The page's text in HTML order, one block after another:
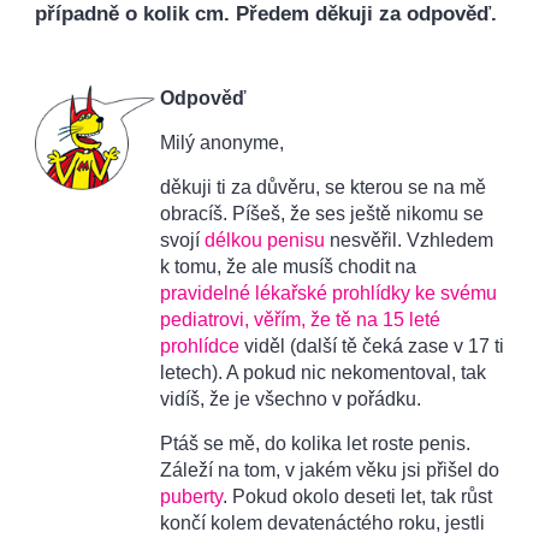
případně o kolik cm. Předem děkuji za odpověď.
Odpověď
Milý anonyme,
děkuji ti za důvěru, se kterou se na mě
obracíš. Píšeš, že ses ještě nikomu se
svojí délkou penisu nesvěřil. Vzhledem
k tomu, že ale musíš chodit na
pravidelné lékařské prohlídky ke svému
pediatrovi, věřím, že tě na 15 leté
prohlídce viděl (další tě čeká zase v 17 ti
letech). A pokud nic nekomentoval, tak
vidíš, že je všechno v pořádku.
Ptáš se mě, do kolika let roste penis.
Záleží na tom, v jakém věku jsi přišel do
puberty. Pokud okolo deseti let, tak růst
končí kolem devatenáctého roku, jestli